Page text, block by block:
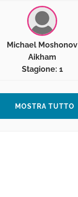
Michael Moshonov
Aikham
Stagione: 1
MOSTRA TUTTO